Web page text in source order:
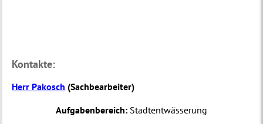
Kontakte:
Herr Pakosch (Sachbearbeiter)
Aufgabenbereich: Stadtentwässerung